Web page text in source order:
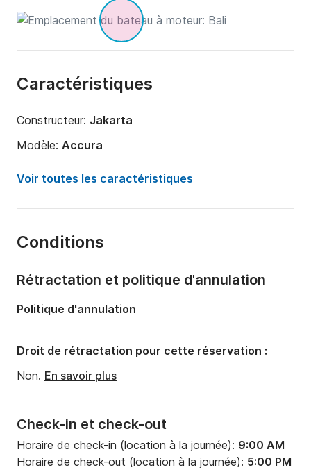
Caractéristiques
Constructeur: Jakarta
Modèle: Accura
Puissance moteur:
500cv
Capacité à bord:
Nombre de cabines:
Voir toutes les caractéristiques
Conditions
Check-in et check-out
Horaire de check-in (location à la journée): 9:00 AM
Horaire de check-out (location à la journée): 5:00 PM
Rétractation et politique d'annulation
Politique d'annulation
Droit de rétractation pour cette réservation :
Non. En savoir plus